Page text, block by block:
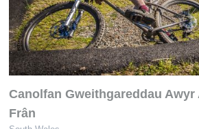
Canolfan Gweithgareddau
Frân